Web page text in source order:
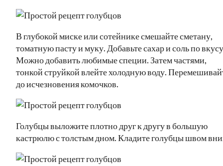
В глубокой миске или сотейнике смешайте сметану,
томатную пасту и муку. Добавьте сахар и соль по
Можно добавить любимые специи. Затем частями,
тонкой струйкой влейте холодную воду.
до исчезновения комочков.
Голубцы выложите плотно друг к другу в большую
кастрюлю с толстым дном. Кладите голубцы швом